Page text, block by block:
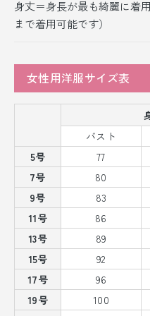
身丈＝身長が最も綺麗に着
まで着用可能です）
女性用洋服サイズ表
バスト
5号
77
7号
80
9号
83
11号
86
13号
89
15号
92
17号
96
19号
100